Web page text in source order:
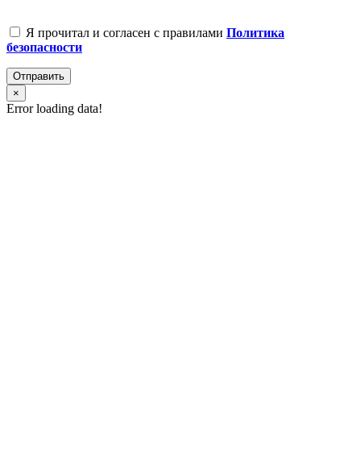
Я прочитал и согласен с правилами Политика
безопасности
Отправить
×
Error loading data!